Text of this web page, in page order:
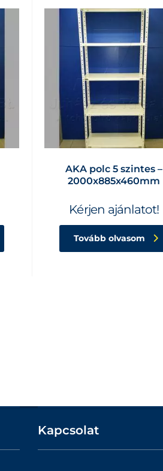
AKA polc 5 szintes –
2000x885x460mm
Kérjen ajánlatot!
Tovább olvasom
Kapcsolat